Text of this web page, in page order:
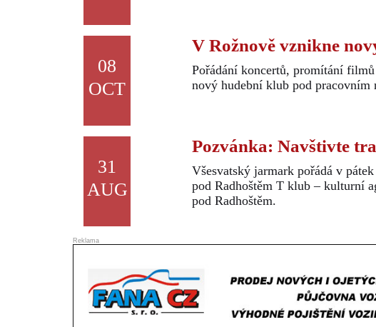
08
OCT
V Rožnově vznikne
Pořádání koncertů, promítání
nový hudební klub pod pracovním
31
AUG
Pozvánka: Navštivte
Všesvatský jarmark pořádá v
pod Radhoštěm T klub – kulturní
pod Radhoštěm.